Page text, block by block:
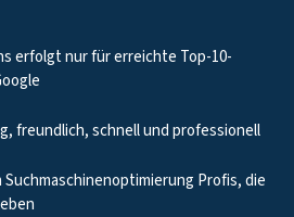
erfolgt nur für erreichte Top-10-
freundlich, schnell und professionell
Suchmaschinenoptimierung Profis, die